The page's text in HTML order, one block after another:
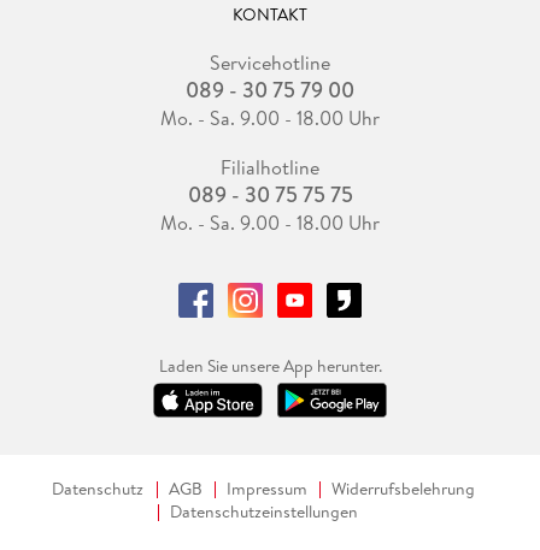
KONTAKT
Servicehotline
089 - 30 75 79 00
Mo. - Sa. 9.00 - 18.00 Uhr
Filialhotline
089 - 30 75 75 75
Mo. - Sa. 9.00 - 18.00 Uhr
Laden Sie unsere App herunter.
Datenschutz AGB Impressum
Widerrufsbelehrung
Datenschutzeinstellungen